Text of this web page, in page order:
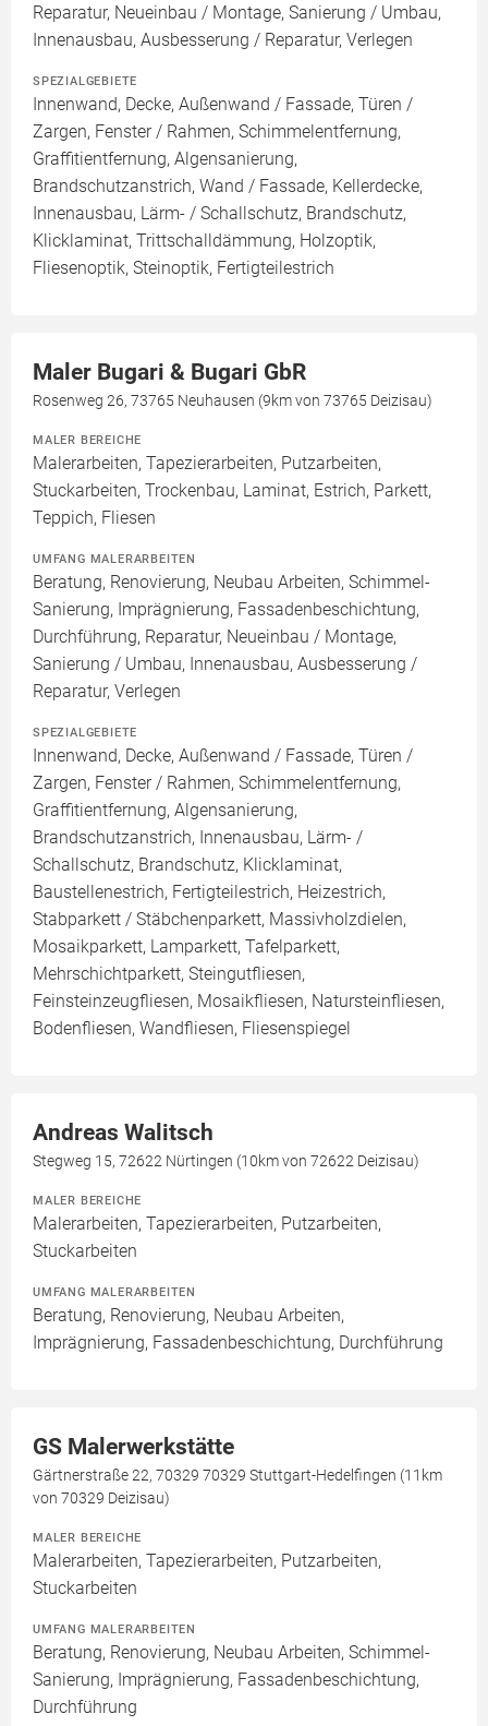
Reparatur, Neueinbau / Montage, Sanierung / Umbau,
Innenausbau, Ausbesserung / Reparatur, Verlegen
SPEZIALGEBIETE
Innenwand, Decke, Außenwand / Fassade, Türen /
Zargen, Fenster / Rahmen, Schimmelentfernung,
Graffitientfernung, Algensanierung,
Brandschutzanstrich, Wand / Fassade, Kellerdecke,
Innenausbau, Lärm- / Schallschutz, Brandschutz,
Klicklaminat, Trittschalldämmung, Holzoptik,
Fliesenoptik, Steinoptik, Fertigteilestrich
Maler Bugari & Bugari GbR
Rosenweg 26, 73765 Neuhausen (9km von 73765 Deizisau)
MALER BEREICHE
Malerarbeiten, Tapezierarbeiten, Putzarbeiten,
Stuckarbeiten, Trockenbau, Laminat, Estrich, Parkett,
Teppich, Fliesen
UMFANG MALERARBEITEN
Beratung, Renovierung, Neubau Arbeiten, Schimmel-
Sanierung, Imprägnierung, Fassadenbeschichtung,
Durchführung, Reparatur, Neueinbau / Montage,
Sanierung / Umbau, Innenausbau, Ausbesserung /
Reparatur, Verlegen
SPEZIALGEBIETE
Innenwand, Decke, Außenwand / Fassade, Türen /
Zargen, Fenster / Rahmen, Schimmelentfernung,
Graffitientfernung, Algensanierung,
Brandschutzanstrich, Innenausbau, Lärm- /
Schallschutz, Brandschutz, Klicklaminat,
Baustellenestrich, Fertigteilestrich, Heizestrich,
Stabparkett / Stäbchenparkett, Massivholzdielen,
Mosaikparkett, Lamparkett, Tafelparkett,
Mehrschichtparkett, Steingutfliesen,
Feinsteinzeugfliesen, Mosaikfliesen, Natursteinfliesen,
Bodenfliesen, Wandfliesen, Fliesenspiegel
Andreas Walitsch
Stegweg 15, 72622 Nürtingen (10km von 72622 Deizisau)
MALER BEREICHE
Malerarbeiten, Tapezierarbeiten, Putzarbeiten,
Stuckarbeiten
UMFANG MALERARBEITEN
Beratung, Renovierung, Neubau Arbeiten,
Imprägnierung, Fassadenbeschichtung, Durchführung
GS Malerwerkstätte
Gärtnerstraße 22, 70329 70329 Stuttgart-Hedelfingen (11km
von 70329 Deizisau)
MALER BEREICHE
Malerarbeiten, Tapezierarbeiten, Putzarbeiten,
Stuckarbeiten
UMFANG MALERARBEITEN
Beratung, Renovierung, Neubau Arbeiten, Schimmel-
Sanierung, Imprägnierung, Fassadenbeschichtung,
Durchführung